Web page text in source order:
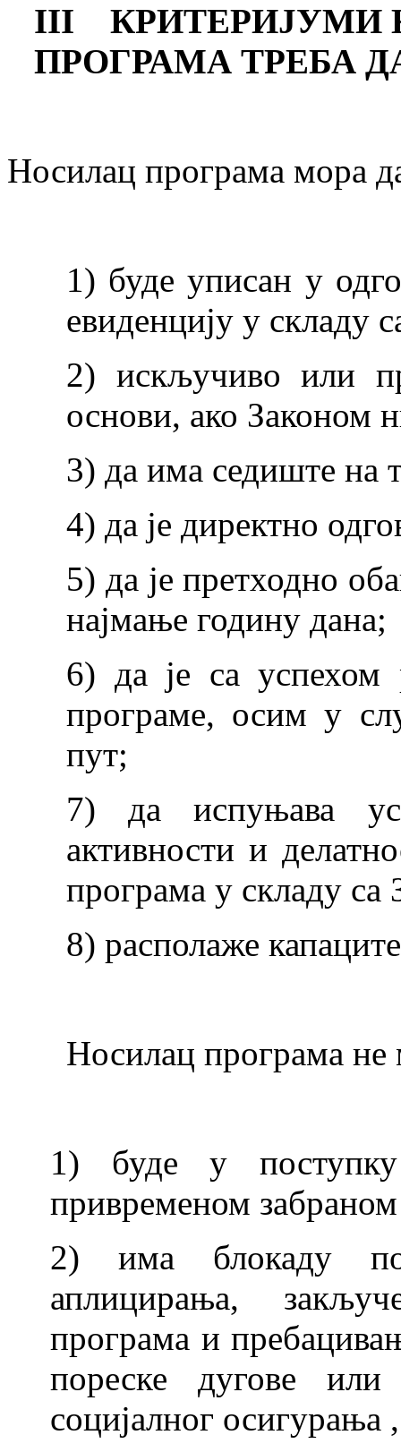
III КРИТЕРИЈУМИ
ПРОГРАМА ТРЕБА
Носилац програма мора
1) буде уписан у
евиденцију у складу
2) искључиво или
основи, ако Законом
3) да има седиште на
4) да је директно
5) да је претходно
најмање годину дана;
6) да је са успехом
програме, осим у
пут;
7) да испуњава
активности и
програма у складу са
8) располаже
Носилац програма не
1) буде у
привременом
2) има блокаду
аплицирања,
програма и
пореске дугове или
социјалног осигурања